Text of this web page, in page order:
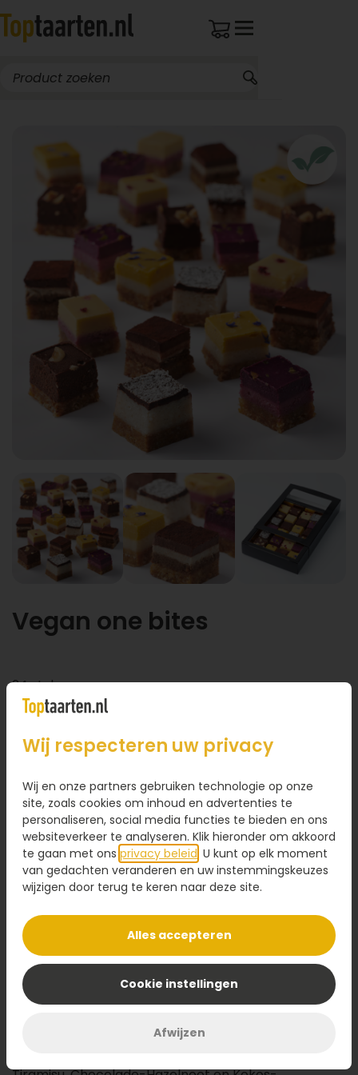
Vegan one bites
24 stuks
Voeg een kaart toe met jouw persoonlijke tekst
Voeg toe aan winkelwagen
Omschrijving
Onze Vegan One Bites hebben heel veel smaak en
zijn super leuk als cadeaut of om met elkaar te delen.
lactose vrij. Je krijgt de volgende smaken: Limoen-
Wij respecteren uw privacy
Wij en onze partners gebruiken technologie op onze
site, zoals cookies om inhoud en advertenties te
personaliseren, social media functies te bieden en ons
websiteverkeer te analyseren. Klik hieronder om akkoord
te gaan met ons privacy beleid . U kunt op elk moment
van gedachten veranderen en uw instemmingskeuzes
wijzigen door terug te keren naar deze site.
Alles accepteren
Cookie instellingen
Afwijzen